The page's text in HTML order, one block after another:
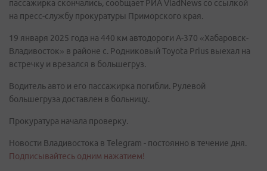
пассажирка скончались, сообщает РИА VladNews со ссылкой
на пресс-службу прокуратуры Приморского края.
19 января 2025 года на 440 км автодороги А-370 «Хабаровск-
Владивосток» в районе с. Родниковый Toyota Prius выехал на
встречку и врезался в большегруз.
Водитель авто и его пассажирка погибли. Рулевой
большегруза доставлен в больницу.
Прокуратура начала проверку.
Новости Владивостока в Telegram - постоянно в течение дня.
Подписывайтесь одним нажатием!